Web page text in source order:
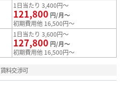
1日当たり 3,400円～
121,800 円/月～
初期費用他 16,500円～
1日当たり 3,600円～
127,800 円/月～
初期費用他 16,500円～
賃料交渉可